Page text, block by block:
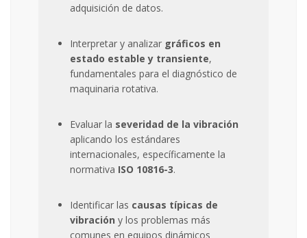
adquisición de datos.
Interpretar y analizar gráficos en
estado estable y transiente,
fundamentales para el diagnóstico de
maquinaria rotativa.
Evaluar la severidad de la vibración
aplicando los estándares
internacionales, específicamente la
normativa ISO 10816-3.
Identificar las causas típicas de
vibración y los problemas más
comunes en equipos dinámicos